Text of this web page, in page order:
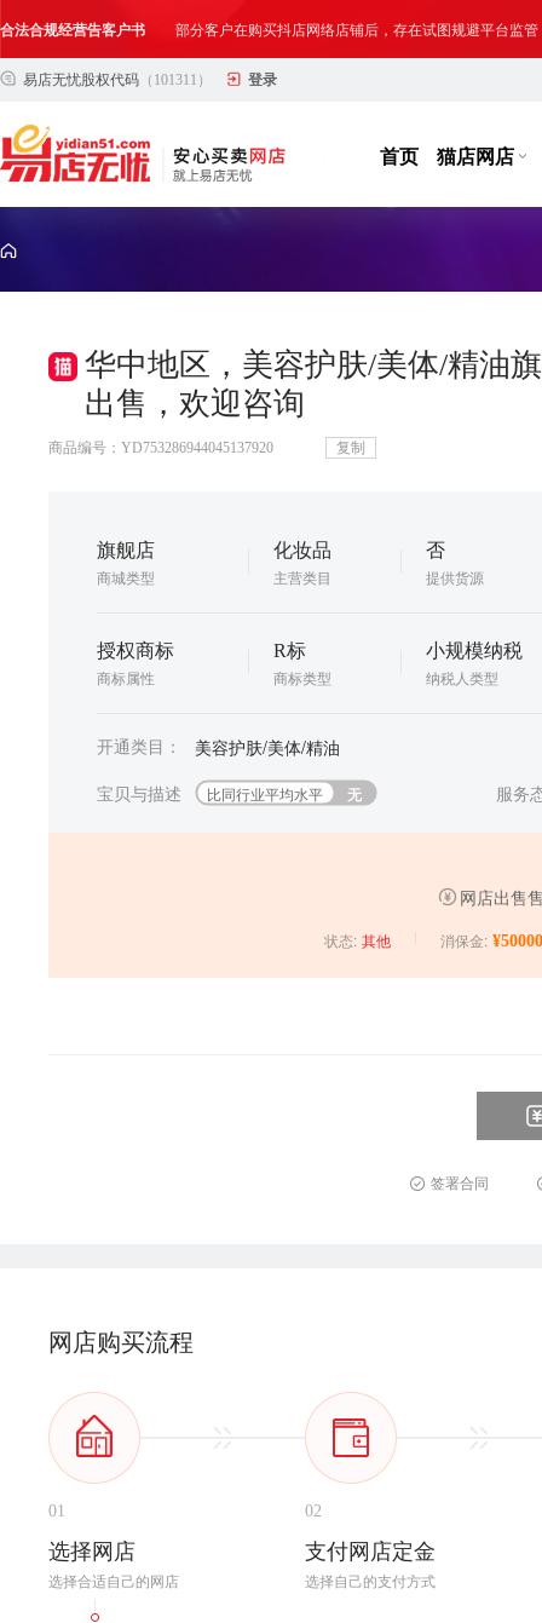
合法合规经营告客户书 部分客户在购买抖店网络店铺后，存在试图规避平台监
网络店铺合法经营告诫书 为确保网络店铺的合法、规范转让与经营,我司温馨提示
易店无忧股权代码 （101311） 登录
首页 猫店网店
华中地区，美容护肤/美体/精油
出售，欢迎咨询
商品编号：YD753286944045137920 复制
旗舰店
商城类型
化妆品
主营类目
否
提供货源
授权商标
商标属性
R标
商标类型
小规模纳税
纳税人类型
开通类目：
美容护肤/美体/精油
宝贝与描述
比同行业平均水平 无 服务
网店出售
状态: 其他 消保金:
签署合同
网店购买流程
01
选择网店
选择合适自己的网店
02
支付网店定金
选择自己的支付方式